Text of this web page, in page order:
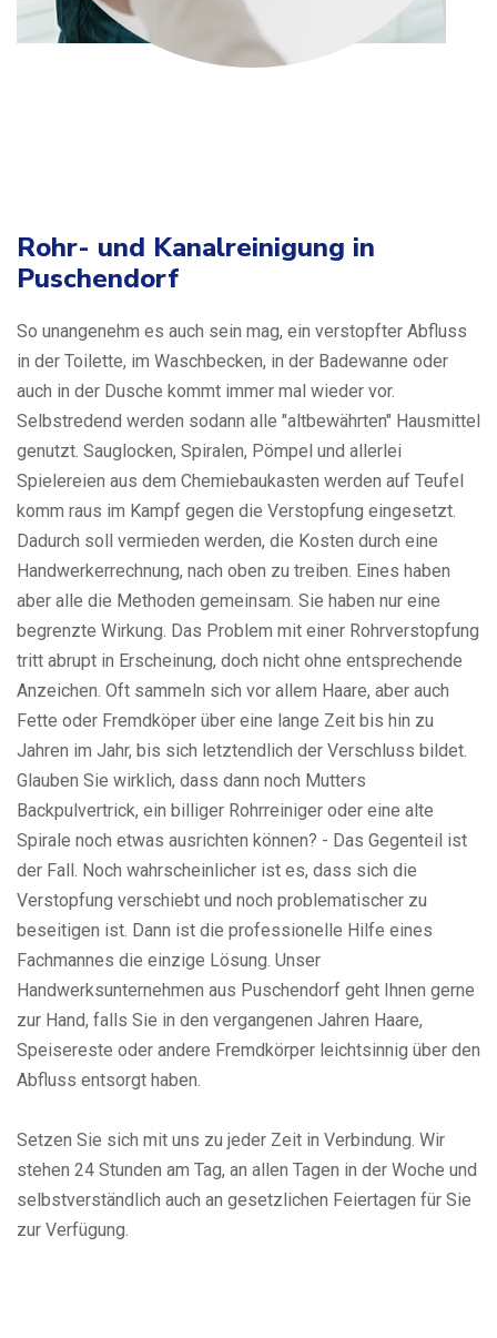
Rohr- und Kanalreinigung in
Puschendorf
So unangenehm es auch sein mag, ein verstopfter Abfluss
in der Toilette, im Waschbecken, in der Badewanne oder
auch in der Dusche kommt immer mal wieder vor.
Selbstredend werden sodann alle "altbewährten" Hausmittel
genutzt. Sauglocken, Spiralen, Pömpel und allerlei
Spielereien aus dem Chemiebaukasten werden auf Teufel
komm raus im Kampf gegen die Verstopfung eingesetzt.
Dadurch soll vermieden werden, die Kosten durch eine
Handwerkerrechnung, nach oben zu treiben. Eines haben
aber alle die Methoden gemeinsam. Sie haben nur eine
begrenzte Wirkung. Das Problem mit einer Rohrverstopfung
tritt abrupt in Erscheinung, doch nicht ohne entsprechende
Anzeichen. Oft sammeln sich vor allem Haare, aber auch
Fette oder Fremdköper über eine lange Zeit bis hin zu
Jahren im Jahr, bis sich letztendlich der Verschluss bildet.
Glauben Sie wirklich, dass dann noch Mutters
Backpulvertrick, ein billiger Rohrreiniger oder eine alte
Spirale noch etwas ausrichten können? - Das Gegenteil ist
der Fall. Noch wahrscheinlicher ist es, dass sich die
Verstopfung verschiebt und noch problematischer zu
beseitigen ist. Dann ist die professionelle Hilfe eines
Fachmannes die einzige Lösung. Unser
Handwerksunternehmen aus Puschendorf geht Ihnen gerne
zur Hand, falls Sie in den vergangenen Jahren Haare,
Speisereste oder andere Fremdkörper leichtsinnig über den
Abfluss entsorgt haben.
Setzen Sie sich mit uns zu jeder Zeit in Verbindung. Wir
stehen 24 Stunden am Tag, an allen Tagen in der Woche und
selbstverständlich auch an gesetzlichen Feiertagen für Sie
zur Verfügung.